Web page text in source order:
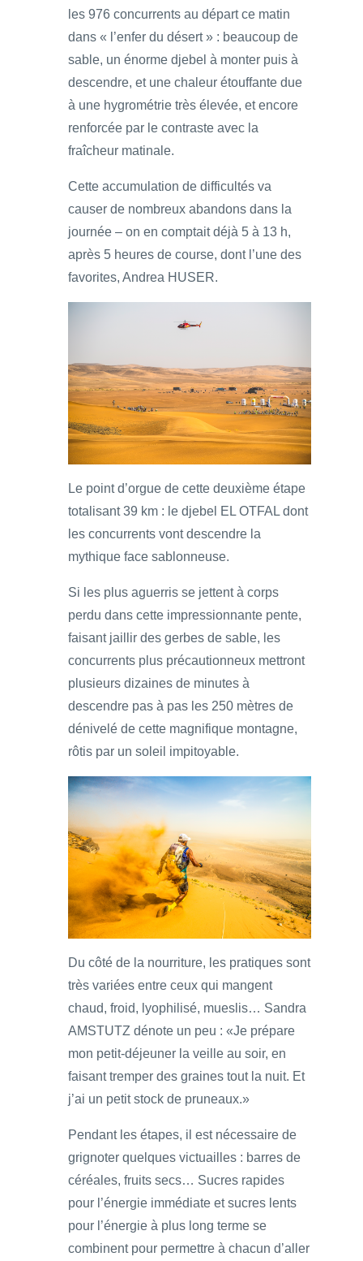
les 976 concurrents au départ ce matin
dans « l’enfer du désert » : beaucoup de
sable, un énorme djebel à monter puis à
descendre, et une chaleur étouffante due
à une hygrométrie très élevée, et encore
renforcée par le contraste avec la
fraîcheur matinale.
Cette accumulation de difficultés va
causer de nombreux abandons dans la
journée – on en comptait déjà 5 à 13 h,
après 5 heures de course, dont l’une des
favorites, Andrea HUSER.
Le point d’orgue de cette deuxième étape
totalisant 39 km : le djebel EL OTFAL dont
les concurrents vont descendre la
mythique face sablonneuse.
Si les plus aguerris se jettent à corps
perdu dans cette impressionnante pente,
faisant jaillir des gerbes de sable, les
concurrents plus précautionneux mettront
plusieurs dizaines de minutes à
descendre pas à pas les 250 mètres de
dénivelé de cette magnifique montagne,
rôtis par un soleil impitoyable.
Du côté de la nourriture, les pratiques sont
très variées entre ceux qui mangent
chaud, froid, lyophilisé, mueslis… Sandra
AMSTUTZ dénote un peu : «Je prépare
mon petit-déjeuner la veille au soir, en
faisant tremper des graines tout la nuit. Et
j’ai un petit stock de pruneaux.»
Pendant les étapes, il est nécessaire de
grignoter quelques victuailles : barres de
céréales, fruits secs… Sucres rapides
pour l’énergie immédiate et sucres lents
pour l’énergie à plus long terme se
combinent pour permettre à chacun d’aller